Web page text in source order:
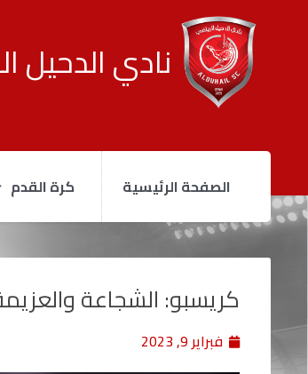
نادي الدحيل
الصفحة الرئيسية كرة القدم
كريسبو: الشجاعة والعزيمة
فبراير 9, 2023